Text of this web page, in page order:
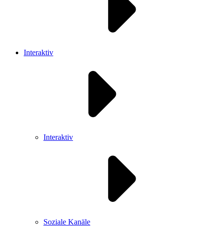
Interaktiv
Interaktiv
Soziale Kanäle